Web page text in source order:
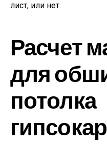
лист, или нет.
Расчет
для
потолка